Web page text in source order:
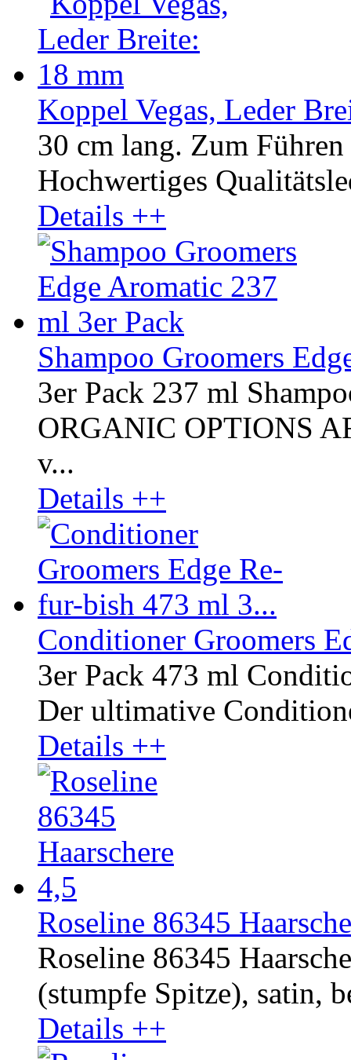
Koppel Vegas, Leder
30 cm lang. Zum
Hochwertiges
Details ++
Shampoo Groomers
3er Pack 237 ml
ORGANIC OPTIONS
v...
Details ++
Conditioner Groomers
3er Pack 473 ml
Der ultimative
Details ++
Roseline 86345
Roseline 86345
(stumpfe Spitze), satin,
Details ++